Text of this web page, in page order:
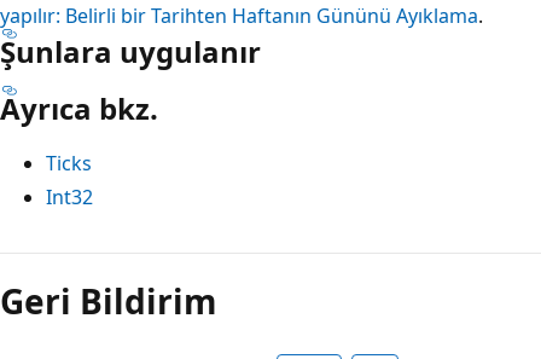
yapılır: Belirli bir Tarihten Haftanın Gününü Ayıklama.
Şunlara uygulanır
Ayrıca bkz.
Ticks
Int32
Okuma
modu
devre
Geri Bildirim